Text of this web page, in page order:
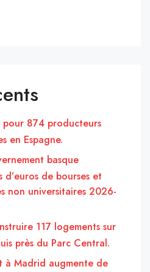
pour 874 producteurs
en Espagne.
basque
de bourses et
non universitaires 2026-
117 logements sur
près du Parc Central.
à Madrid augmente de